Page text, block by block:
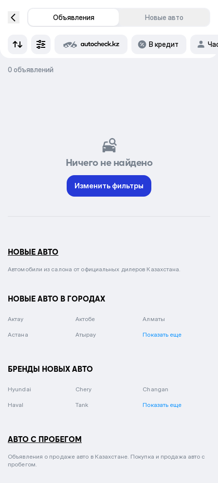
Объявления Новые авто
В кредит
0 объявлений
Ничего не найдено
Изменить фильтры
НОВЫЕ АВТО
Автомобили из салона от официальных дилеров Казахстана.
НОВЫЕ АВТО В ГОРОДАХ
Актау Актобе Алматы
Астана Атырау Показать еще
БРЕНДЫ НОВЫХ АВТО
Hyundai Chery Changan
Haval Tank Показать еще
АВТО С ПРОБЕГОМ
Объявления о продаже авто в Казахстане. Покупка и продажа авто с
пробегом.